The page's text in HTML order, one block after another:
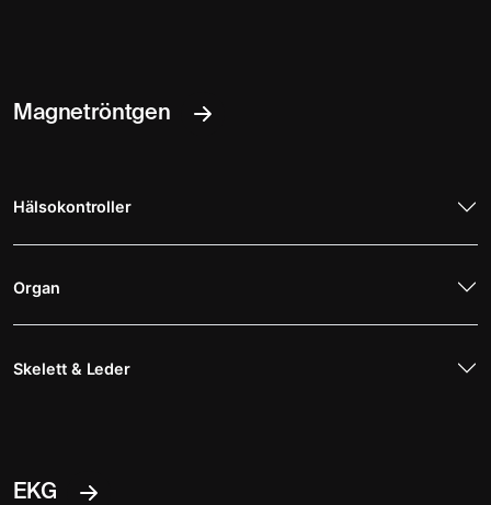
Magnetröntgen
Hälsokontroller
Organ
Skelett & Leder
EKG